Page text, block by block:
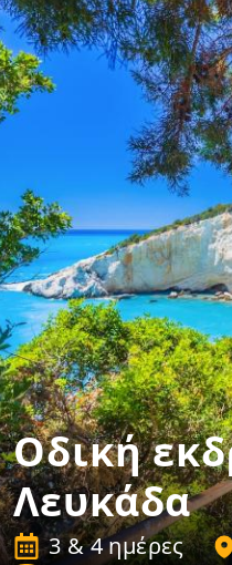
Οδική
Λευκάδα
3 & 4 ημέρες